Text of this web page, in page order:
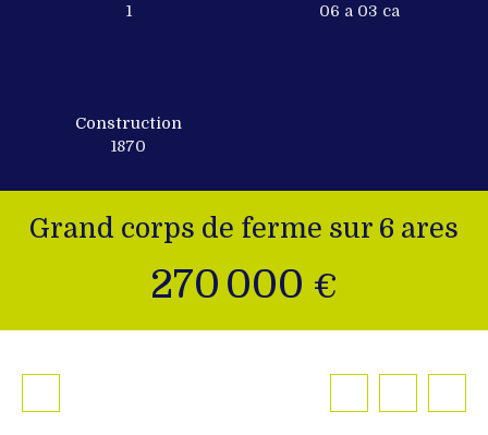
1
06 a 03 ca
Construction
1870
Grand corps de ferme sur 6 ares
270 000 €